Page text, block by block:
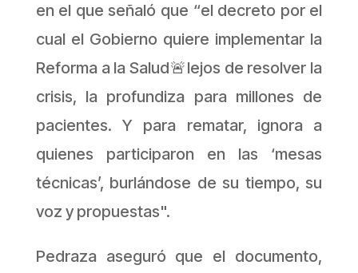
en el que señaló que “el decreto por el
cual el Gobierno quiere implementar la
Reforma a la Salud🚨lejos de resolver la
crisis, la profundiza para millones de
pacientes. Y para rematar, ignora a
quienes participaron en las ‘mesas
técnicas’, burlándose de su tiempo, su
voz y propuestas".
Pedraza aseguró que el documento,